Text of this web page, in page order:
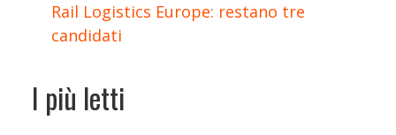
Rail Logistics Europe: restano tre
candidati
I più letti